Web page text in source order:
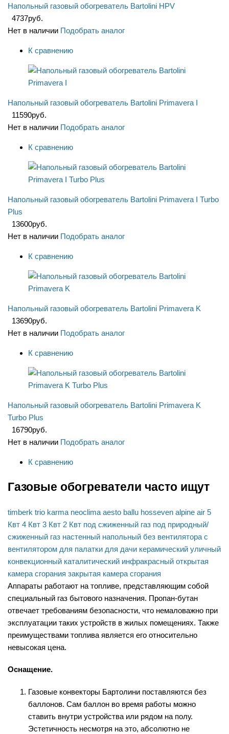
Напольный газовый обогреватель Bartolini HPV
4737руб.
Нет в наличии Подобрать аналог
К сравнению
Напольный газовый обогреватель Bartolini Primavera I
11590руб.
Нет в наличии Подобрать аналог
К сравнению
Напольный газовый обогреватель Bartolini Primavera I Turbo
Plus
13600руб.
Нет в наличии Подобрать аналог
К сравнению
Напольный газовый обогреватель Bartolini Primavera K
13690руб.
Нет в наличии Подобрать аналог
К сравнению
Напольный газовый обогреватель Bartolini Primavera K
Turbo Plus
16790руб.
Нет в наличии Подобрать аналог
К сравнению
Газовые обогреватели часто ищут
timberk trio karma neoclima aesto ballu hosseven alpine air 5
Квт 4 Квт 3 Квт 2 Квт под сжиженный газ под природный/
сжиженный газ настенный напольный без вентилятора с
вентилятором для палатки для дачи керамический уличный
конвекционный каталитический инфракрасный открытая
камера сгорания закрытая камера сгорания
Аппараты работают на топливе, представляющим собой
специальный газ бытового назначения. Пропан-бутан
отвечает требованиям безопасности, что немаловажно при
эксплуатации таких устройств в жилых помещениях. Также
преимуществами топлива является его относительно
невысокая цена.
Оснащение.
Газовые конвекторы Бартолини поставляются без
баллонов. Сам баллон во время работы можно
ставить внутри устройства или рядом на полу.
Эстетичность несмотря на это, абсолютно не